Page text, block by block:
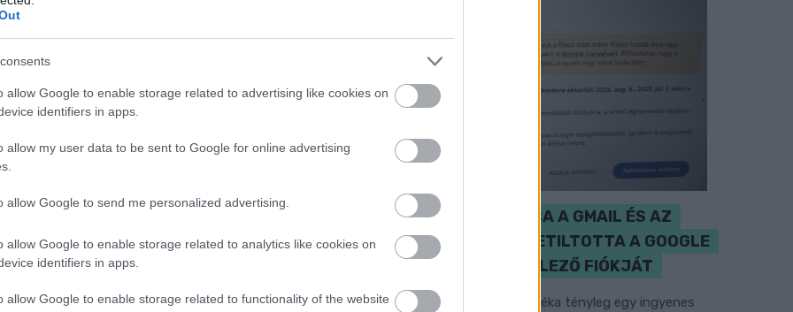
allow Google to enable storage related to advertising like cookies on
identifiers in apps.
allow my user data to be sent to Google for online advertising
allow Google to send me personalized advertising.
allow Google to enable storage related to analytics like cookies on
identifiers in apps.
allow Google to enable storage related to functionality of the website
CZUNYINÉ HARCA A GMAIL ÉS AZ
ÖNKÉNY ELLEN - LETILTOTTA A GOOGLE
A VÉDVONAL LEVELEZŐ FIÓKJÁT
Nem vicc! A Fidesz maradéka tényleg egy ingyenes